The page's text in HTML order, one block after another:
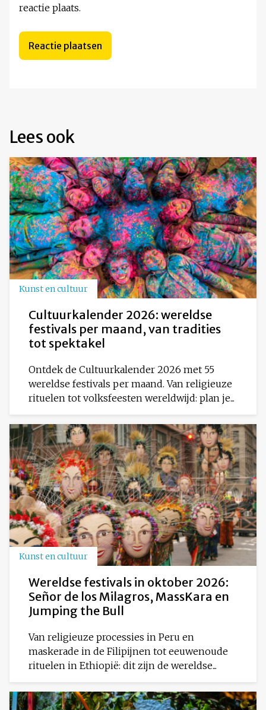
reactie plaats.
Lees ook
Kunst en cultuur
Cultuurkalender 2026: wereldse
festivals per maand, van tradities
tot spektakel
Ontdek de Cultuurkalender 2026 met 55
wereldse festivals per maand. Van religieuze
rituelen tot volksfeesten wereldwijd: plan je...
Kunst en cultuur
Wereldse festivals in oktober 2026:
Señor de los Milagros, MassKara en
Jumping the Bull
Van religieuze processies in Peru en
maskerade in de Filipijnen tot eeuwenoude
rituelen in Ethiopië: dit zijn de wereldse...